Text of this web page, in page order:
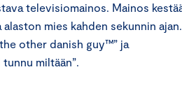
televisiomainos. Mainos
mies kahden sekunnin ajan.
other danish guy™” ja
miltään”.